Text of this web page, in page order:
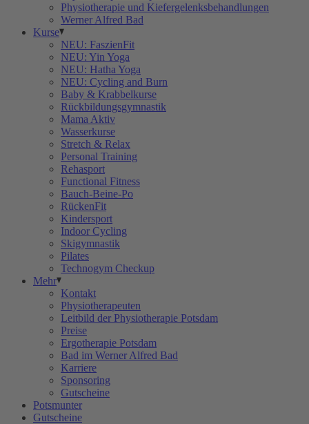
Physiotherapie und Kiefergelenksbehandlungen
Werner Alfred Bad
Kurse
NEU: FaszienFit
NEU: Yin Yoga
NEU: Hatha Yoga
NEU: Cycling and Burn
Baby & Krabbelkurse
Rückbildungsgymnastik
Mama Aktiv
Wasserkurse
Stretch & Relax
Personal Training
Rehasport
Functional Fitness
Bauch-Beine-Po
RückenFit
Kindersport
Indoor Cycling
Skigymnastik
Pilates
Technogym Checkup
Mehr
Kontakt
Physiotherapeuten
Leitbild der Physiotherapie Potsdam
Preise
Ergotherapie Potsdam
Bad im Werner Alfred Bad
Karriere
Sponsoring
Gutscheine
Potsmunter
Gutscheine